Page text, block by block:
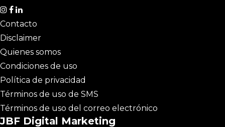
Contacto
Disclaimer
Quienes somos
Condiciones de uso
Política de privacidad
Términos de uso de SMS
Términos de uso del correo electrónico
JBF Digital Marketing